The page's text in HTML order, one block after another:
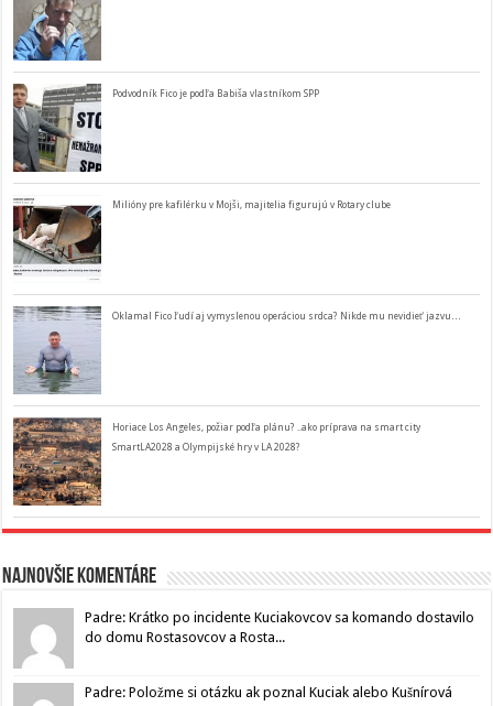
Podvodník Fico je podľa Babiša vlastníkom SPP
Milióny pre kafilérku v Mojši, majitelia figurujú v Rotary clube
Oklamal Fico ľudí aj vymyslenou operáciou srdca? Nikde mu nevidieť jazvu…
Horiace Los Angeles, požiar podľa plánu? ..ako príprava na smart city
SmartLA2028 a Olympijské hry v LA 2028?
Najnovšie komentáre
Padre: Krátko po incidente Kuciakovcov sa komando dostavilo
do domu Rostasovcov a Rosta...
Padre: Položme si otázku ak poznal Kuciak alebo Kušnírová